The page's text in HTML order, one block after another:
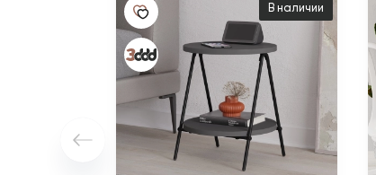
В наличии